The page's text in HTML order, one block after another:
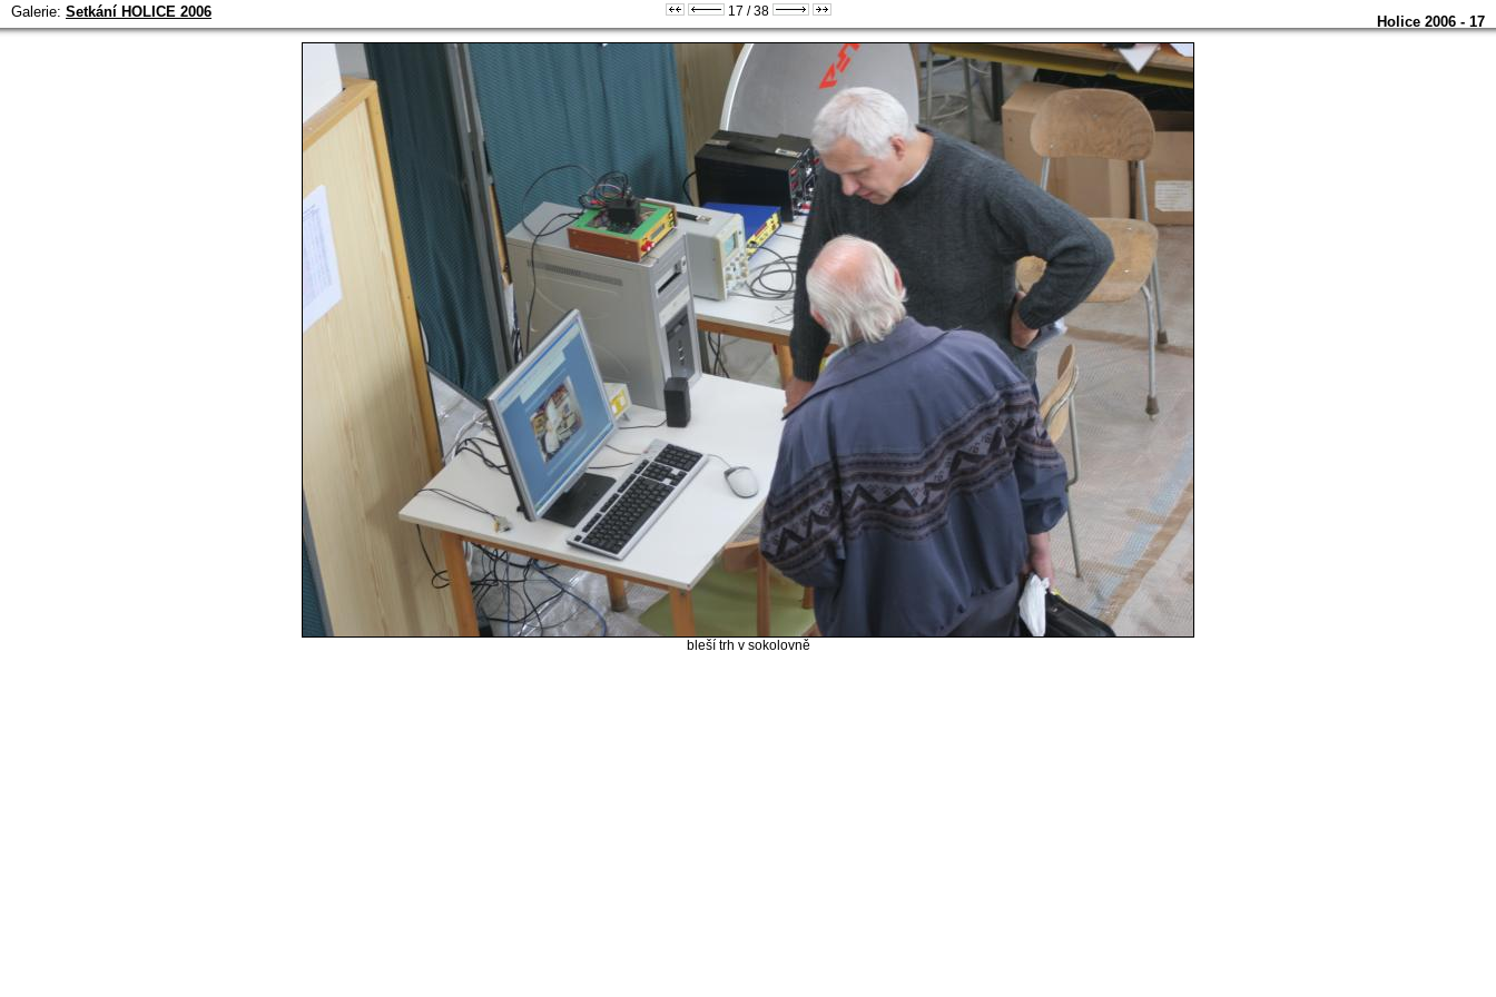
Holice 2006 - 17
Galerie: Setkání HOLICE 2006 17 / 38
bleší trh v sokolovně